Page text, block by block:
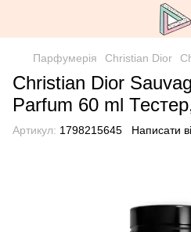
Парфумерія Christian Dior
Christian Dior
Parfum 60 ml
Артикул: 1798215645 Написати